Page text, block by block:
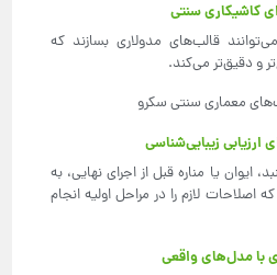
قالب‌های مدولاری بسازند که
و دقیق‌تر می‌کند.
معماری سنتی سکرو
یا مناره قبل از اجرای نهایی، به
اصلاحات لازم را در مراحل اولیه انجام